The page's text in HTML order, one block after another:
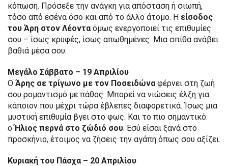
κόπωση. Πρόσεξε την ανάγκη για απόσταση ή σιωπή,
τόσο από εσένα όσο και από το άλλο άτομο. Η είσοδος
του Άρη στον Λέονταόμως ενεργοποιεί τις επιθυμίες
σου – ίσως κρυφές, ίσως απωθημένες. Μια σπίθα ανάβει
βαθιά μέσα σου.
Μεγάλο Σάββατο – 19 Απριλίου
Ο Άρης σε τρίγωνο με τον Ποσειδώναφέρνει στη ζωή
σου ρομαντισμό με πάθος. Μπορεί να νιώσεις έλξη για
κάποιον που μέχρι τώρα έβλεπες διαφορετικά. Ίσως μια
μυστική επιθυμία βγει στο φως. Και το πιο σημαντικό:
οΉλιος περνά στο ζώδιό σου. Εσύ είσαι ξανά στο
προσκήνιο, έτοιμος να ζήσεις την αγάπη όπως σου αξίζει.
Κυριακή του Πάσχα – 20 Απριλίου